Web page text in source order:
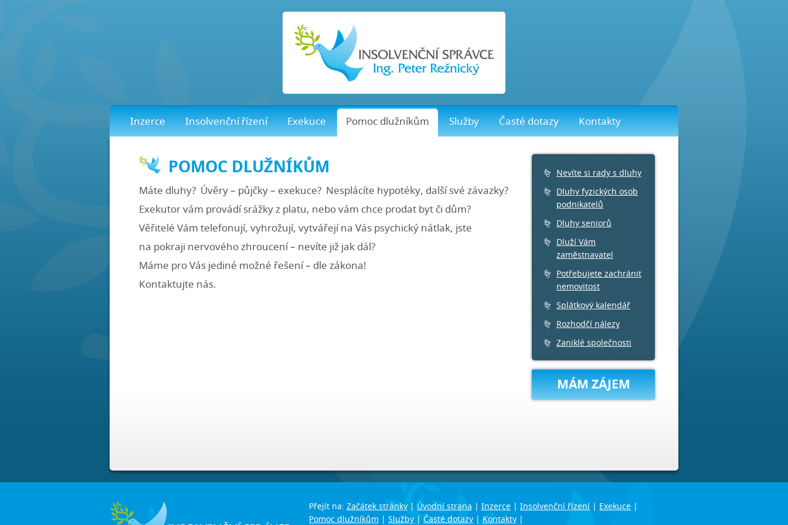
Inzerce Insolvenční řízení Exekuce Pomoc dlužníkům Služby Časté dotazy Kontakty
Nevíte si rady s dluhy
Dluhy fyzických osob
podnikatelů
Dluhy seniorů
Dluží Vám
zaměstnavatel
Potřebujete zachránit
nemovitost
Splátkový kalendář
Rozhodčí nálezy
Zaniklé společnosti
MÁM ZÁJEM
POMOC DLUŽNÍKŮM
Máte dluhy? Úvěry – půjčky – exekuce? Nesplácíte hypotéky, další své závazky?
Exekutor vám provádí srážky z platu, nebo vám chce prodat byt či dům?
Věřitelé Vám telefonují, vyhrožují, vytvářejí na Vás psychický nátlak, jste
na pokraji nervového zhroucení – nevíte již jak dál?
Máme pro Vás jediné možné řešení – dle zákona!
Kontaktujte nás.
Přejít na: Začátek stránky | Úvodní strana | Inzerce | Insolvenční řízení | Exekuce |
Pomoc dlužníkům | Služby | Časté dotazy | Kontakty |